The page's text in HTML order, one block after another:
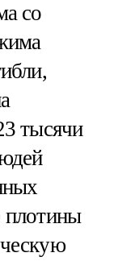
со
тысячи
плотины